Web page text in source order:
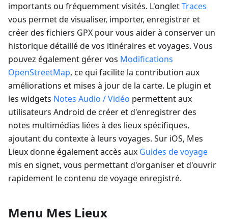
importants ou fréquemment visités. L'ongletTraces
vous permet de visualiser, importer, enregistrer et
créer des fichiers GPX pour vous aider à conserver un
historique détaillé de vos itinéraires et voyages. Vous
pouvez également gérer vos Modifications
OpenStreetMap, ce qui facilite la contribution aux
améliorations et mises à jour de la carte. Le plugin et
les widgets Notes Audio / Vidéo permettent aux
utilisateurs Android de créer et d'enregistrer des
notes multimédias liées à des lieux spécifiques,
ajoutant du contexte à leurs voyages. Sur iOS, Mes
Lieux donne également accès aux Guides de voyage
mis en signet, vous permettant d'organiser et d'ouvrir
rapidement le contenu de voyage enregistré.
Menu Mes Lieux